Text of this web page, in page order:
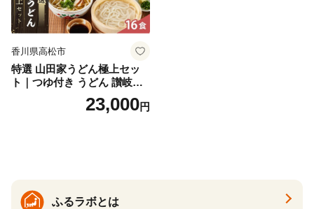
香川県高松市
特選 山田家うどん極上セッ
ト｜つゆ付き うどん 讃岐う
どん さぬきうどん 生麵 うど
んセット カレーうどん 生う
23,000円
ふるラボとは